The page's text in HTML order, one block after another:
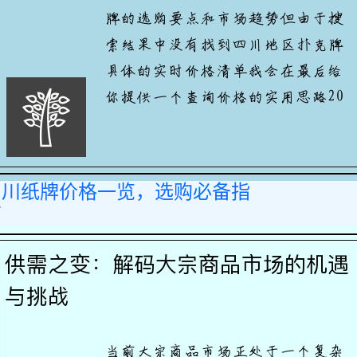
纸牌价格一览，选购必备指